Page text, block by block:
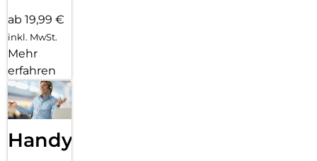
ab 19,99 €
inkl. MwSt.
Mehr
erfahren
Handy